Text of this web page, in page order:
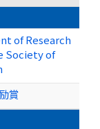
of Research
Society of
賞